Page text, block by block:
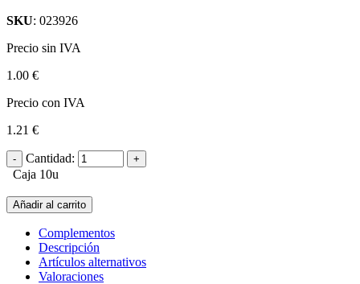
SKU: 023926
Precio sin IVA
1.00 €
Precio con IVA
1.21 €
Cantidad:
Caja 10u
Añadir al carrito
Complementos
Descripción
Artículos alternativos
Valoraciones